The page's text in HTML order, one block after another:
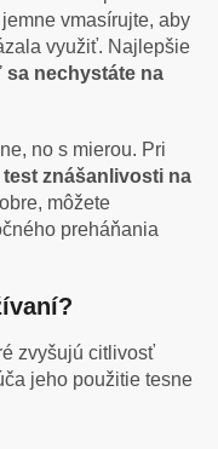
vmasírujte, aby
využiť. Najlepšie
sa nechystáte na
no s mierou. Pri
test znášanlivosti na
môžete
preháňania
zvyšujú citlivosť
jeho použitie tesne